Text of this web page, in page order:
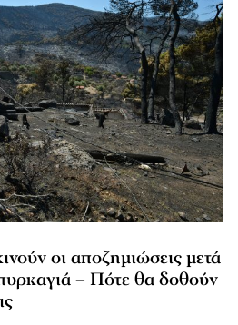
οι αποζημιώσεις μετά
– Πότε θα δοθούν